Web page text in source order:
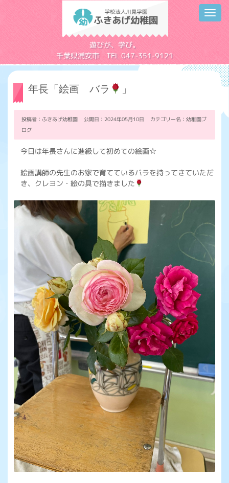
遊びが、学び。
千葉県浦安市 TEL 047-351-9121
年長「絵画 バラ 」
投稿者：ふきあげ幼稚園 公開日：2024年05月10日 カテゴリー名： 幼稚園ブ
ログ
今日は年長さんに進級して初めての絵画☆
絵画講師の先生のお家で育てているバラを持ってきていただ
き、クレヨン・絵の具で描きました